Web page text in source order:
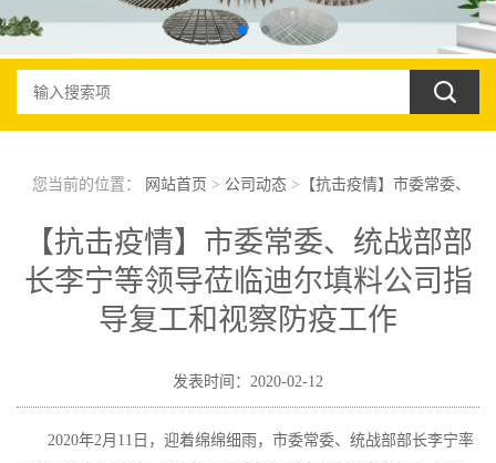
您当前的位置： 网站首页 > 公司动态> 【抗击疫情】市委常委、
统战部部长李宁等领导莅临迪尔填料公司指导复工和视察防疫工作
【抗击疫情】市委常委、统战部部
长李宁等领导莅临迪尔填料公司指
导复工和视察防疫工作
发表时间：2020-02-12
2020年2月11日，迎着绵绵细雨，市委常委、统战部部长李宁率